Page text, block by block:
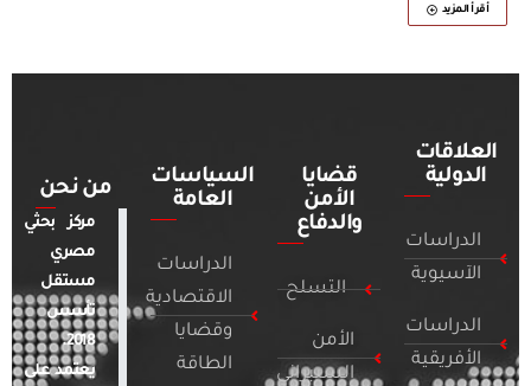
أقرأ المزيد
العلاقات
الدولية
الدراسات
الآسيوية
الدراسات
الأفريقية
قضايا
الأمن
والدفاع
التسلح
الأمن
السيبراني
السياسات
العامة
الدراسات
الاقتصادية
وقضايا
الطاقة
من نحن
مركز بحثي
مصري
مستقل
تأسس
2018.
يعتمد على